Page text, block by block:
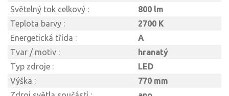
Světelný tok celkový :
800 lm
Teplota barvy :
2700 K
Energetická třída :
A
Tvar / motiv :
hranatý
Typ zdroje :
LED
Výška :
770 mm